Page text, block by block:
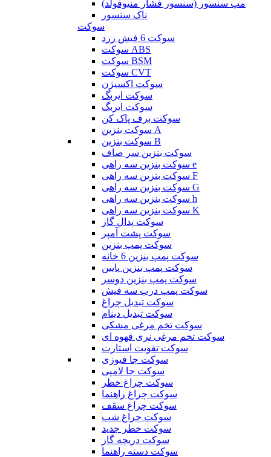
مپ سنسور (سنسور فشار منیوفولد)
ناک سنسور
سوکت
سوکت 6 فیش زرد
سوکت ABS
سوکت BSM
سوکت CVT
سوکت اکسیژن
سوکت ایربگ
سوکت ایربگ
سوکت برف پاک کن
سوکت بنزین A
سوکت بنزین B
سوکت بنزین سر صاف
سوکت بنزین سه راهی e
سوکت بنزین سه راهی F
سوکت بنزین سه راهی G
سوکت بنزین سه راهی h
سوکت بنزین سه راهی K
سوکت پدال گاز
سوکت پشت آمپر
سوکت پمپ بنزین
سوکت پمپ بنزین 6 خانه
سوکت پمپ بنزین پایین
سوکت پمپ بنزین دوسر
سوکت پمپ درب سه فیش
سوکت تبدیل چراغ
سوکت تبدیل دینام
سوکت تخم مرغی مشکی
سوکت تخم مرغی نری قهوه ای
سوکت تقویت استارت
سوکت جا فیوزی
سوکت جا لامپی
سوکت چراغ خطر
سوکت چراغ راهنما
سوکت چراغ سقف
سوکت چراغ شب
سوکت خطر جدید
سوکت دریچه گاز
سوکت دسته راهنما